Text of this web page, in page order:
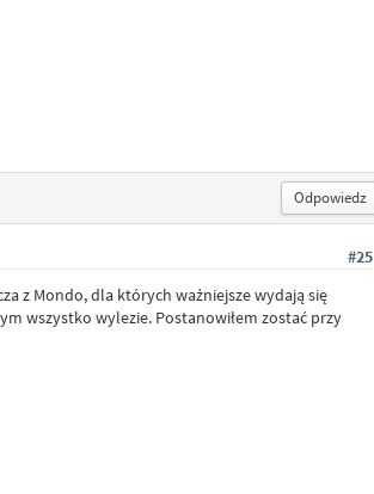
Odpowiedz
#25
z Mondo, dla których ważniejsze wydają się
wszystko wylezie. Postanowiłem zostać przy